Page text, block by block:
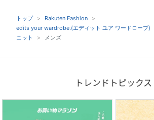
トップ
Rakuten Fashion
edits your wardrobe.(エディット ユア ワードローブ)
ニット
メンズ
トレンドトピックス